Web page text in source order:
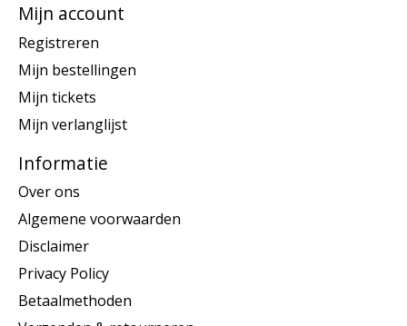
Mijn account
Registreren
Mijn bestellingen
Mijn tickets
Mijn verlanglijst
Informatie
Over ons
Algemene voorwaarden
Disclaimer
Privacy Policy
Betaalmethoden